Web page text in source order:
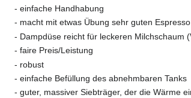
- einfache Handhabung
- macht mit etwas Übung sehr guten Espresso
- Dampdüse reicht für leckeren Milchschaum
- faire Preis/Leistung
- robust
- einfache Befüllung des abnehmbaren Tanks
- guter, massiver Siebträger, der die Wärme